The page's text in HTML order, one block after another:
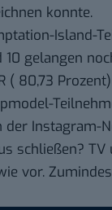
konnte.
Island-
10 gelangen
( 80,73
der Instagram-
schließen? TV
vor.